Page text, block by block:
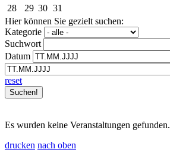
28
29 30 31
Hier können Sie gezielt suchen:
Kategorie
Suchwort
Datum
reset
Es wurden keine Veranstaltungen gefunden.
drucken nach oben